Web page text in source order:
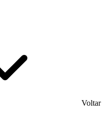
Voltar